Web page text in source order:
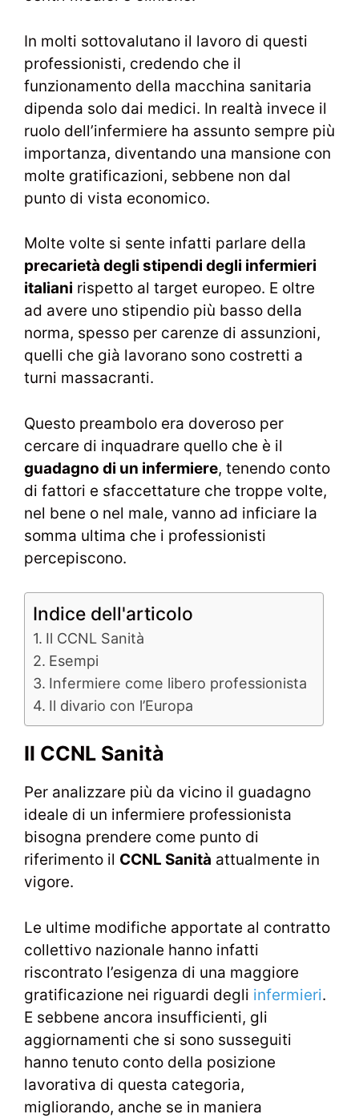
In molti sottovalutano il lavoro di questi
professionisti, credendo che il
funzionamento della macchina sanitaria
dipenda solo dai medici. In realtà invece il
ruolo dell’infermiere ha assunto sempre più
importanza, diventando una mansione con
molte gratificazioni, sebbene non dal
punto di vista economico.
Molte volte si sente infatti parlare della
precarietà degli stipendi degli infermieri
italiani rispetto al target europeo. E oltre
ad avere uno stipendio più basso della
norma, spesso per carenze di assunzioni,
quelli che già lavorano sono costretti a
turni massacranti.
Questo preambolo era doveroso per
cercare di inquadrare quello che è il
guadagno di un infermiere, tenendo conto
di fattori e sfaccettature che troppe volte,
nel bene o nel male, vanno ad inficiare la
somma ultima che i professionisti
percepiscono.
Indice dell'articolo
Il CCNL Sanità
Esempi
Infermiere come libero professionista
Il divario con l’Europa
Il CCNL Sanità
Per analizzare più da vicino il guadagno
ideale di un infermiere professionista
bisogna prendere come punto di
riferimento il CCNL Sanità attualmente in
vigore.
Le ultime modifiche apportate al contratto
collettivo nazionale hanno infatti
riscontrato l’esigenza di una maggiore
gratificazione nei riguardi degli infermieri.
E sebbene ancora insufficienti, gli
aggiornamenti che si sono susseguiti
hanno tenuto conto della posizione
lavorativa di questa categoria,
migliorando, anche se in maniera